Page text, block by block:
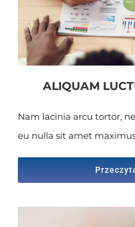
ALIQUAM
Nam lacinia arcu tortor,
eu nulla sit amet